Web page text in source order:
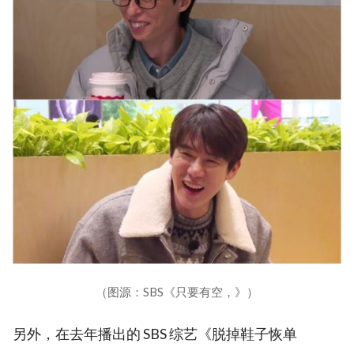
（图源：SBS《只要有空，》）
另外，在去年播出的 SBS 综艺《脱掉鞋子恢单